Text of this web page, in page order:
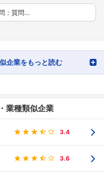
：質問…
企業をもっと読む
業種類似企業
3.4
3.6